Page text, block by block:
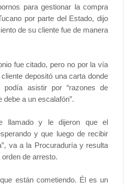
para gestionar la compra
por parte del Estado, dijo
de su cliente fue de manera
fue citado, pero no por la vía
depositó una carta donde
asistir por “razones de
a un escalafón”.
llamado y le dijeron que el
y que luego de recibir
va a la Procuraduría y resulta
de arresto.
están cometiendo. Él es un